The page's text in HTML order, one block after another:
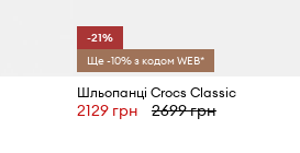
-21%
Ще -10% з кодом WEB*
Шльопанці Crocs Classic
2129 грн 2699 грн